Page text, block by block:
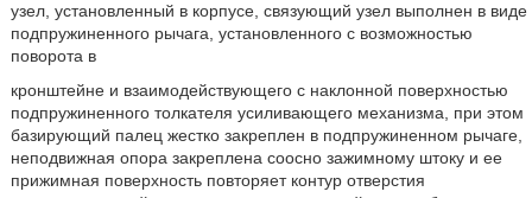
узел, установленный в корпусе, связующий узел выполнен в виде
подпружиненного рычага, установленного с возможностью
поворота в
кронштейне и взаимодействующего с наклонной поверхностью
подпружиненного толкателя усиливающего механизма, при этом
базирующий палец жестко закреплен в подпружиненном рычаге,
неподвижная опора закреплена соосно зажимному штоку и ее
прижимная поверхность повторяет контур отверстия